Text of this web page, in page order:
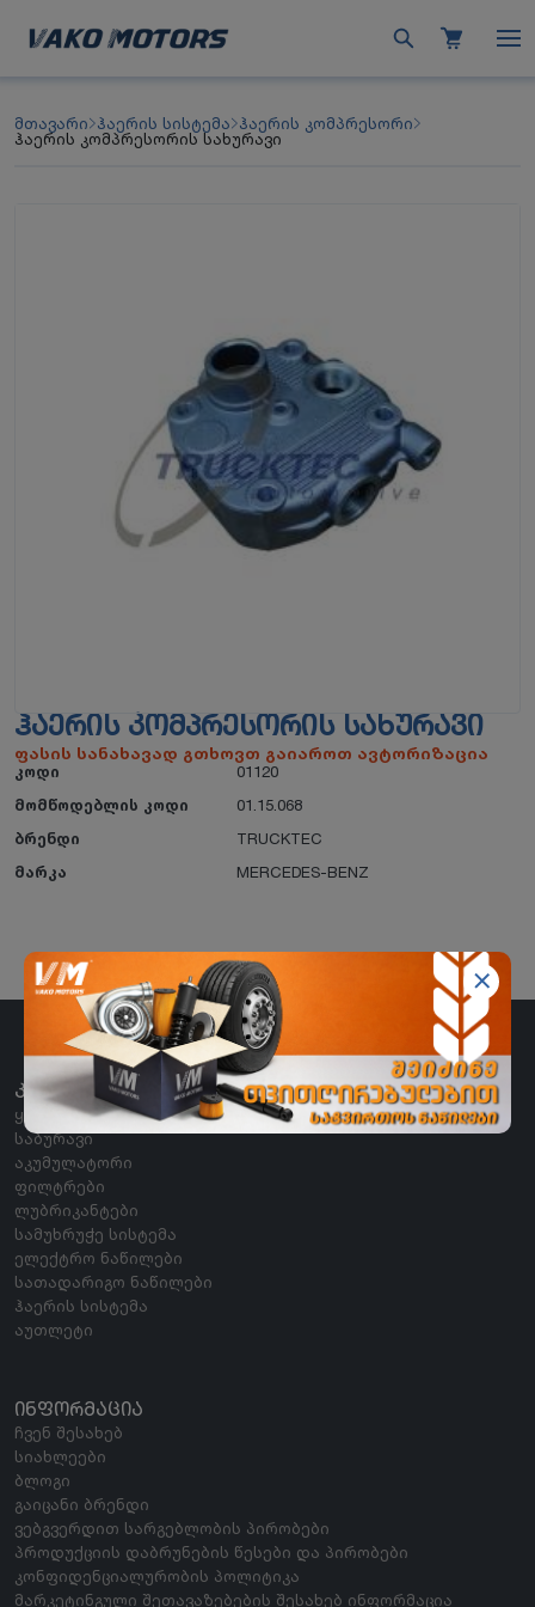
მთავარი ჰაერის სისტემა ჰაერის კომპრესორი
ჰაერის კომპრესორის სახურავი
ᲰᲐᲔᲠᲘᲡ ᲙᲝᲛᲞᲠᲔᲡᲝᲠᲘᲡ ᲡᲐᲮᲣᲠᲐᲕᲘ
ფასის სანახავად გთხოვთ გაიაროთ ავტორიზაცია
კოდი
01120
მომწოდებლის კოდი
01.15.068
ბრენდი
TRUCKTEC
მარკა
MERCEDES-BENZ
ᲙᲐᲢᲔᲒᲝᲠᲘᲔᲑᲘ
ყველა კატეგორია
საბურავი
აკუმულატორი
ფილტრები
ლუბრიკანტები
სამუხრუჭე სისტემა
ელექტრო ნაწილები
სათადარიგო ნაწილები
ჰაერის სისტემა
აუთლეტი
ᲘᲜᲤᲝᲠᲛᲐᲪᲘᲐ
ჩვენ შესახებ
სიახლეები
ბლოგი
გაიცანი ბრენდი
ვებგვერდით სარგებლობის პირობები
პროდუქციის დაბრუნების წესები და პირობები
კონფიდენციალურობის პოლიტიკა
მარკეტინგული შეთავაზებების შესახებ ინფორმაცია